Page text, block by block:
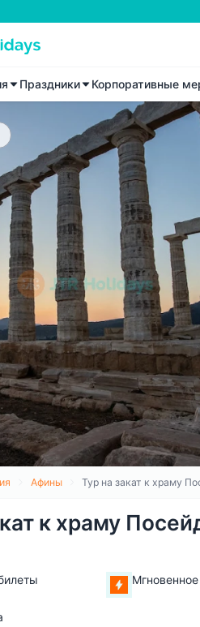
Праздники Корпоративные
Афины Тур на закат к храму
к храму